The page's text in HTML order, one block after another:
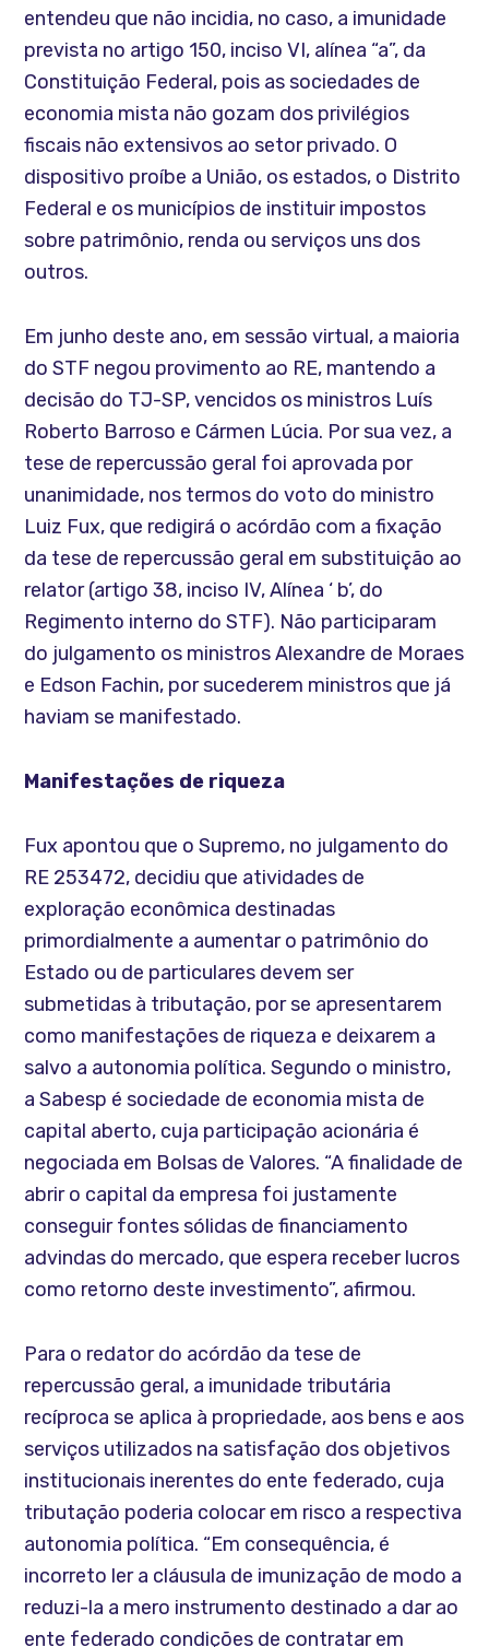
entendeu que não incidia, no caso, a imunidade
prevista no artigo 150, inciso VI, alínea “a”, da
Constituição Federal, pois as sociedades de
economia mista não gozam dos privilégios
fiscais não extensivos ao setor privado. O
dispositivo proíbe a União, os estados, o Distrito
Federal e os municípios de instituir impostos
sobre patrimônio, renda ou serviços uns dos
outros.
Em junho deste ano, em sessão virtual, a maioria
do STF negou provimento ao RE, mantendo a
decisão do TJ-SP, vencidos os ministros Luís
Roberto Barroso e Cármen Lúcia. Por sua vez, a
tese de repercussão geral foi aprovada por
unanimidade, nos termos do voto do ministro
Luiz Fux, que redigirá o acórdão com a fixação
da tese de repercussão geral em substituição ao
relator (artigo 38, inciso IV, Alínea ‘ b’, do
Regimento interno do STF). Não participaram
do julgamento os ministros Alexandre de Moraes
e Edson Fachin, por sucederem ministros que já
haviam se manifestado.
Manifestações de riqueza
Fux apontou que o Supremo, no julgamento do
RE 253472, decidiu que atividades de
exploração econômica destinadas
primordialmente a aumentar o patrimônio do
Estado ou de particulares devem ser
submetidas à tributação, por se apresentarem
como manifestações de riqueza e deixarem a
salvo a autonomia política. Segundo o ministro,
a Sabesp é sociedade de economia mista de
capital aberto, cuja participação acionária é
negociada em Bolsas de Valores. “A finalidade de
abrir o capital da empresa foi justamente
conseguir fontes sólidas de financiamento
advindas do mercado, que espera receber lucros
como retorno deste investimento”, afirmou.
Para o redator do acórdão da tese de
repercussão geral, a imunidade tributária
recíproca se aplica à propriedade, aos bens e aos
serviços utilizados na satisfação dos objetivos
institucionais inerentes do ente federado, cuja
tributação poderia colocar em risco a respectiva
autonomia política. “Em consequência, é
incorreto ler a cláusula de imunização de modo a
reduzi-la a mero instrumento destinado a dar ao
ente federado condições de contratar em